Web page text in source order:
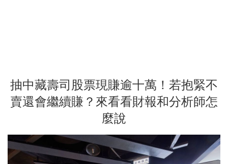
抽中藏壽司股票現賺逾十萬！若抱緊不
賣還會繼續賺？來看看財報和分析師怎
麼說